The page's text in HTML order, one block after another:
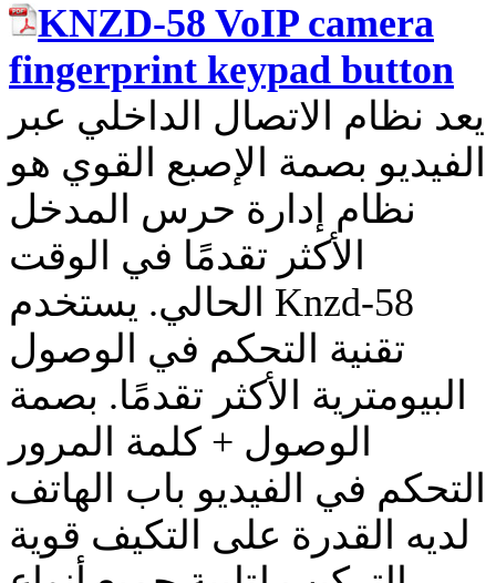
KNZD-58 VoIP camera
fingerprint keypad button
يعد نظام الاتصال الداخلي عبر
الفيديو بصمة الإصبع القوي هو
نظام إدارة حرس المدخل
الأكثر تقدمًا في الوقت
الحالي. يستخدم Knzd-58
تقنية التحكم في الوصول
البيومترية الأكثر تقدمًا. بصمة
الوصول + كلمة المرور
التحكم في الفيديو باب الهاتف
لديه القدرة على التكيف قوية